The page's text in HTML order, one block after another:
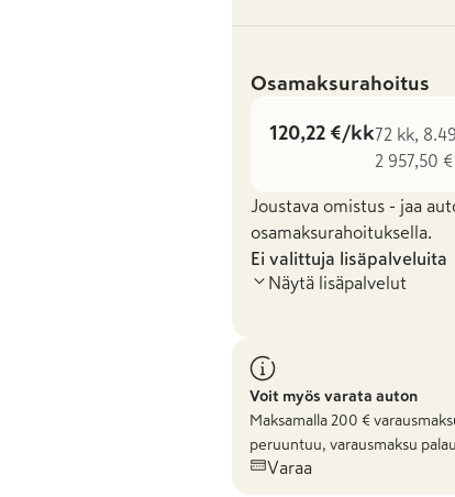
Osamaksurahoitus
120,22 €/kk72 kk,
2 957,50 €
Joustava omistus - jaa
osamaksurahoituksella.
Ei valittuja lisäpalveluita
Näytä lisäpalvelut
Voit myös varata auton
Maksamalla 200 €
peruuntuu, varausmaksu
Varaa